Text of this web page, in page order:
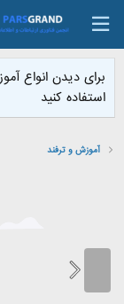
برای دیدن انواع
استفاده کنید
آموزش و ترفند